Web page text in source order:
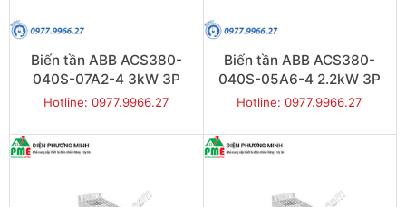
Biến tần ABB ACS380-
040S-07A2-4 3kW 3P
Hotline: 0977.9966.27
Biến tần ABB ACS380-
040S-05A6-4 2.2kW 3P
Hotline: 0977.9966.27